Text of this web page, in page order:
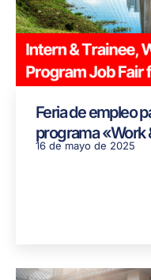
Feria de empleo
programa «Work
16 de mayo de 2025